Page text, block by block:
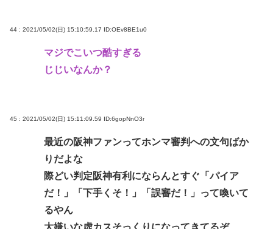
44 : 2021/05/02(日) 15:10:59.17 ID:OEv8BE1u0
マジでこいつ酷すぎる
じじいなんか？
45 : 2021/05/02(日) 15:11:09.59 ID:6gopNnO3r
最近の阪神ファンってホンマ審判への文句ばか
りだよな
際どい判定阪神有利にならんとすぐ「パイア
だ！」「下手くそ！」「誤審だ！」って喚いて
るやん
大嫌いな虚カスそっくりになってきてるぞ